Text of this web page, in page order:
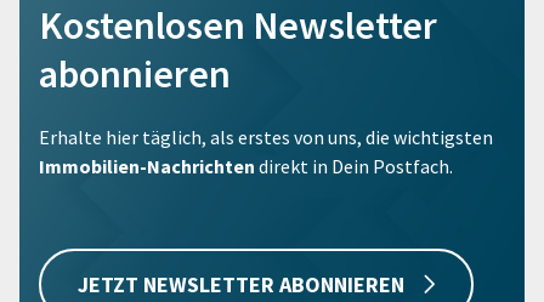
Kostenlosen Newsletter
abonnieren
Erhalte hier täglich, als erstes von uns, die wichtigsten
Immobilien-Nachrichten direkt in Dein Postfach.
JETZT NEWSLETTER ABONNIEREN